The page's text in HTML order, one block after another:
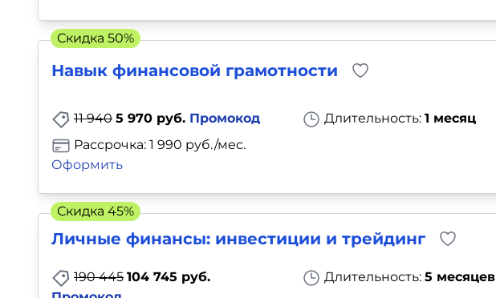
Навык финансовой грамотности
11 940 5 970 руб. Промокод Длительность: 1 месяц
Рассрочка: 1 990 руб./мес.
Оформить
Скидка 50%
Личные финансы: инвестиции и трейдинг
190 445 104 745 руб.
Длительность: 5 месяцев
Скидка 45%